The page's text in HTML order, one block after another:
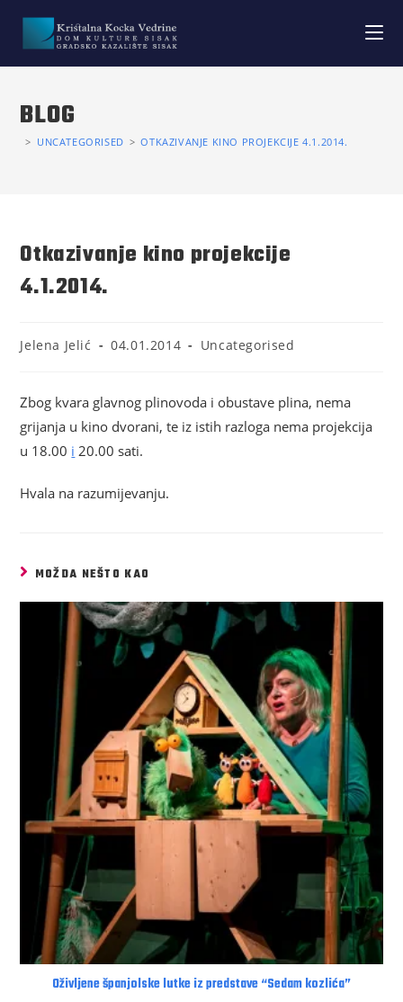
BLOG
> UNCATEGORISED > OTKAZIVANJE KINO PROJEKCIJE 4.1.2014.
Otkazivanje kino projekcije
4.1.2014.
Jelena Jelić 04.01.2014 Uncategorised
Zbog kvara glavnog plinovoda i obustave plina, nema
grijanja u kino dvorani, te iz istih razloga nema projekcija
u 18.00 i 20.00 sati.
Hvala na razumijevanju.
MOŽDA NEŠTO KAO
Oživljene španjolske lutke iz predstave “Sedam kozlića”